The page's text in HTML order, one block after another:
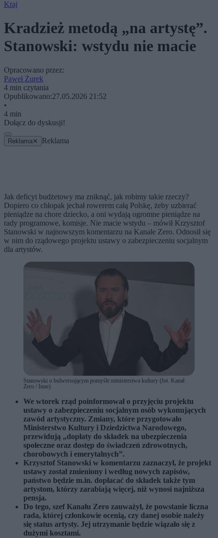
Kraj
Kradzież metodą „na artystę”.
Stanowski: wstydu nie macie
Opracowano przez:
Paweł Żurek
4 min czytania
Opublikowano:27.05.2026 21:52
•
4 min
Dołącz do dyskusji!
Reklama ✕ Reklama
Jak deficyt budżetowy ma zniknąć, jak robimy takie rzeczy?
Dopiero co chłopak jechał rowerem całą Polskę, żeby uzbierać
pieniądze na chore dziecko, a oni wydają ogromne pieniądze na
rady programowe, komisje. Nie macie wstydu – mówił Krzysztof
Stanowski w najnowszym komentarzu na Kanale Zero. Odnosił się
w nim do rządowego projektu ustawy o zabezpieczeniu socjalnym
dla artystów.
Stanowski o bulwersującym pomyśle ministerstwa kultury (fot. Kanał
Zero / Inne)
We wtorek rząd poinformował o przyjęciu projektu
ustawy o zabezpieczeniu socjalnym osób wykonujących
zawód artystyczny. Zmiany, które przygotowało
Ministerstwo Kultury i Dziedzictwa Narodowego,
przewidują „dopłaty do składek na ubezpieczenia
społeczne oraz dostęp do świadczeń zdrowotnych,
chorobowych i emerytalnych”.
Krzysztof Stanowski w komentarzu zaznaczył, że projekt
ustawy został zmieniony i według nowych zapisów,
państwo będzie m.in. dopłacać do składek także tym
artystom, którzy zarabiają więcej, niż wynosi najniższa
pensja.
Do tego, szef Kanału Zero zauważył, że powstanie liczna
rada, której członkowie ocenią, czy danej osobie należy
się status artysty. Jej utrzymanie będzie wiązało się z
dużymi kosztami.